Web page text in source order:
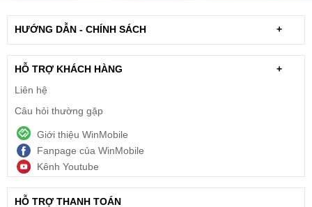
HƯỚNG DẪN - CHÍNH SÁCH +
HỖ TRỢ KHÁCH HÀNG
+
Liên hệ
Câu hỏi thường gặp
Giới thiệu WinMobile
Fanpage của WinMobile
Kênh Youtube
HỖ TRỢ THANH TOÁN